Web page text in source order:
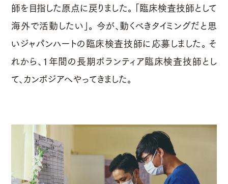
師を目指した原点に戻りました。 「臨床検査技師として
海外で活動したい」。 今が、動くべきタイミングだと思
いジャパンハートの臨床検査技師に応募しました。 そ
れから、1年間の長期ボランティア臨床検査技師とし
て、カンボジアへやってきました。